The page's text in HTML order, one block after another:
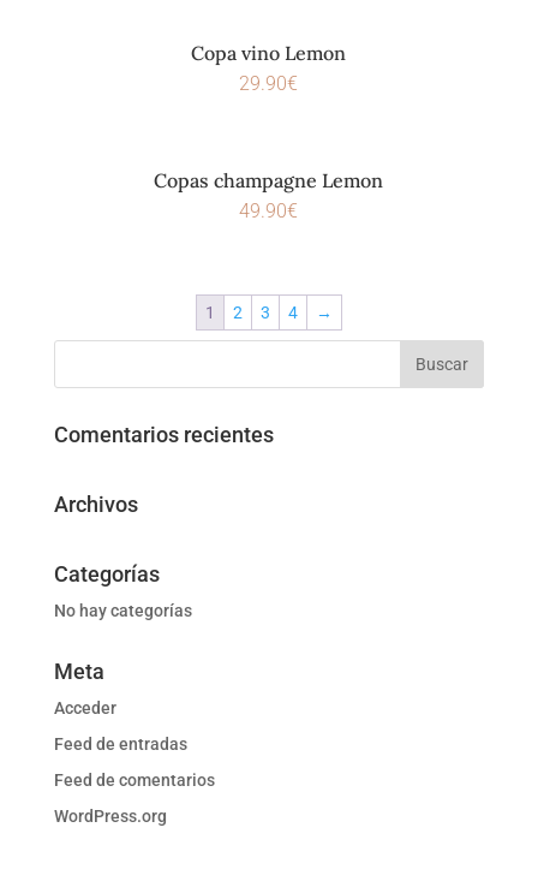
Copa vino Lemon
29.90€
Copas champagne Lemon
49.90€
1 2 3 4 →
Comentarios recientes
Archivos
Categorías
No hay categorías
Meta
Acceder
Feed de entradas
Feed de comentarios
WordPress.org